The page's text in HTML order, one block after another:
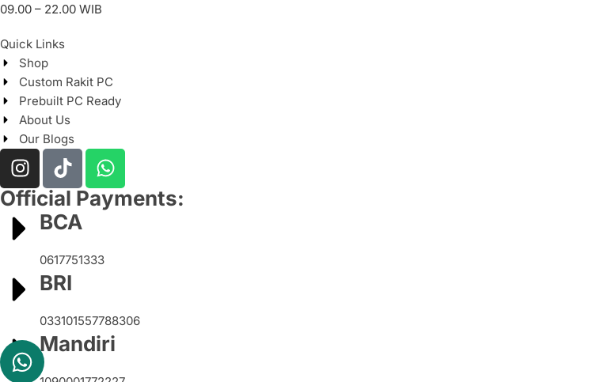
09.00 – 22.00 WIB
Quick Links
Shop
Custom Rakit PC
Prebuilt PC Ready
About Us
Our Blogs
Official Payments:
BCA
0617751333
BRI
033101557788306
Mandiri